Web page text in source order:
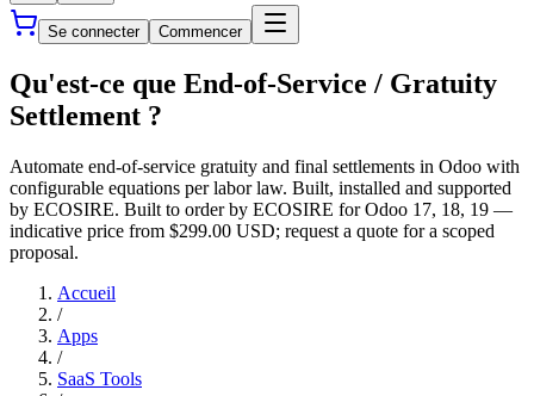
Se connecter Commencer
Qu'est-ce que End-of-Service / Gratuity
Settlement ?
Automate end-of-service gratuity and final settlements in Odoo with
configurable equations per labor law. Built, installed and supported
by ECOSIRE. Built to order by ECOSIRE for Odoo 17, 18, 19 —
indicative price from $299.00 USD; request a quote for a scoped
proposal.
Accueil
/
Apps
/
SaaS Tools